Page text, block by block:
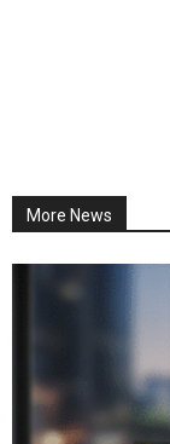
More News